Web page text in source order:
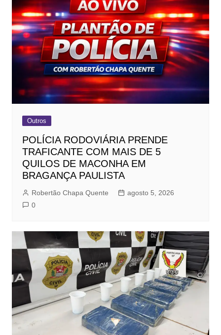
Outros
POLÍCIA RODOVIÁRIA PRENDE
TRAFICANTE COM MAIS DE 5
QUILOS DE MACONHA EM
BRAGANÇA PAULISTA
Robertão Chapa Quente
agosto 5, 2026
0